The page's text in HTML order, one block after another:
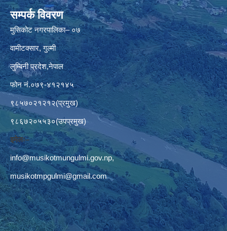
सम्पर्क विवरण
मुसिकोट नगरपालिका– ०७
वामीटक्सार, गुल्मी
लुम्बिनी प्रदेश,नेपाल
फोन नं.०७९-४१२१४५
९८५७०२१२१२(प्रमुख)
९८६७२०५५३०(उपप्रमुख)
इमेलः–
info@musikotmungulmi.gov.np,
musikotmpgulmi@gmail.com